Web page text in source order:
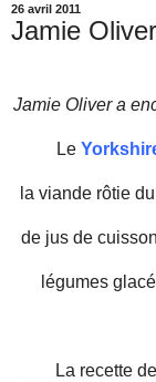
26 avril 2011
Jamie
Jamie Oliver a
Le
la viande rôtie
de jus de
légumes
La recette